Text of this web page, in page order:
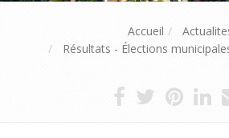
Accueil
Résultats - Élections